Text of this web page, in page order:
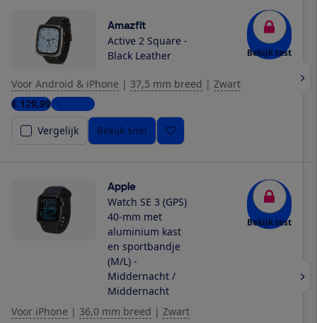
Amazfit
Active 2 Square -
Black Leather
Bekijk test
Voor Android & iPhone | 37,5 mm breed | Zwart
€ 129,993 winkels
Vergelijk
Bekijk snel
Apple
Watch SE 3 (GPS)
40-mm met
aluminium kast
en sportbandje
(M/L) -
Middernacht /
Middernacht
Bekijk test
Voor iPhone | 36,0 mm breed | Zwart